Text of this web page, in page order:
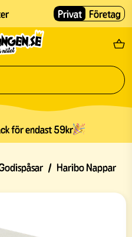
Fri
Privat Företag
för endast 59kr
/ Haribo Nappar